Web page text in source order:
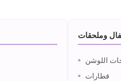
وملحقات
• اللوشن
• قطارات